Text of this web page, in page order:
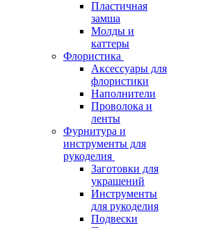
Пластичная
замша
Молды и
каттеры
Флористика
Аксессуары для
флористики
Наполнители
Проволока и
ленты
Фурнитура и
инструменты для
рукоделия
Заготовки для
украшений
Инструменты
для рукоделия
Подвески